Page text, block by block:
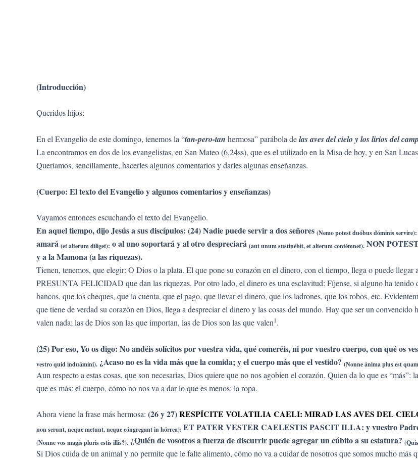
(Introducción)
Queridos hijos:
En el Evangelio de este domingo, tenemos la “tan-pero-tan hermosa” parábola delas aves del cielo y los lirios del
La encontramos en dos de los evangelistas, en San Mateo (6,24ss), que es el utilizado en la Misa de hoy, y en San
Queríamos, sencillamente, hacerles algunos comentarios y darles algunas enseñanzas.
(Cuerpo: El texto del Evangelio y algunos comentarios y enseñanzas)
Vayamos entonces escuchando el texto del Evangelio.
En aquel tiempo, dijo Jesús a sus discípulos: (24) Nadie puede servir a dos señores (Nemo potest duóbus dóminis servire):
amará (et alterum díliget): o al uno soportará y al otro despreciará (aut unum sustinébit, et alterum contémnet). NON
y a la Mamona (a las riquezas).
Tienen, tenemos, que elegir: O Dios o la plata. El que pone su corazón en el dinero, con el tiempo, llega o puede
PRESUNTA FELICIDAD que dan las riquezas. Por otro lado, el dinero es una esclavitud: Fíjense, si alguno ha tenido
bancos, que los cheques, que la cuenta, que el pago, que llevar el dinero, que los ladrones, que los robos, etc.
que tiene de verdad su corazón en Dios, llega a despreciar el dinero y las cosas del mundo. Hay que ser un convencido
valen nada; las de Dios son las que importan, las de Dios son las que valen1.
(25) Por eso, Yo os digo: No andéis solícitos por vuestra vida, qué comeréis, ni por vuestro cuerpo, con qué os
vestro quid induámini). ¿Acaso no es la vida más que la comida; y el cuerpo más que el vestido? (Nonne ánima plus est
Aun respecto a estas cosas, que son necesarias, Dios quiere que no nos agobien el corazón. Quien da lo que es
que es más: el cuerpo, cómo no nos va a dar lo que es menos: la ropa.
Ahora viene la frase más hermosa: (26 y 27)RESPÍCITE VOLATILIA CAELI: MIRAD LAS AVES DEL
non serunt, neque metunt, neque cóngregant in hórrea): ET PATER VESTER CAELESTIS PASCIT ILLA: y vuestro Padre
(Nonne vos magis pluris estis illis?). ¿Quién de vosotros a fuerza de discurrir puede agregar un cúbito a su estatura?
Si Dios cuida de un animal y no permite que le falte alimento, cómo no va a cuidar de nosotros que somos mucho más